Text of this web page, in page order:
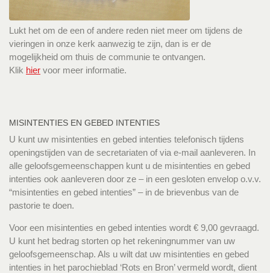
Lukt het om de een of andere reden niet meer om tijdens de
vieringen in onze kerk aanwezig te zijn, dan is er de
mogelijkheid om thuis de communie te ontvangen.
Klik hier voor meer informatie.
MISINTENTIES EN GEBED INTENTIES
U kunt uw misintenties en gebed intenties telefonisch tijdens
openingstijden van de secretariaten of via e-mail aanleveren. In
alle geloofsgemeenschappen kunt u de misintenties en gebed
intenties ook aanleveren door ze – in een gesloten envelop o.v.v.
“misintenties en gebed intenties” – in de brievenbus van de
pastorie te doen.
Voor een misintenties en gebed intenties wordt € 9,00 gevraagd.
U kunt het bedrag storten op het rekeningnummer van uw
geloofsgemeenschap. Als u wilt dat uw misintenties en gebed
intenties in het parochieblad ‘Rots en Bron’ vermeld wordt, dient